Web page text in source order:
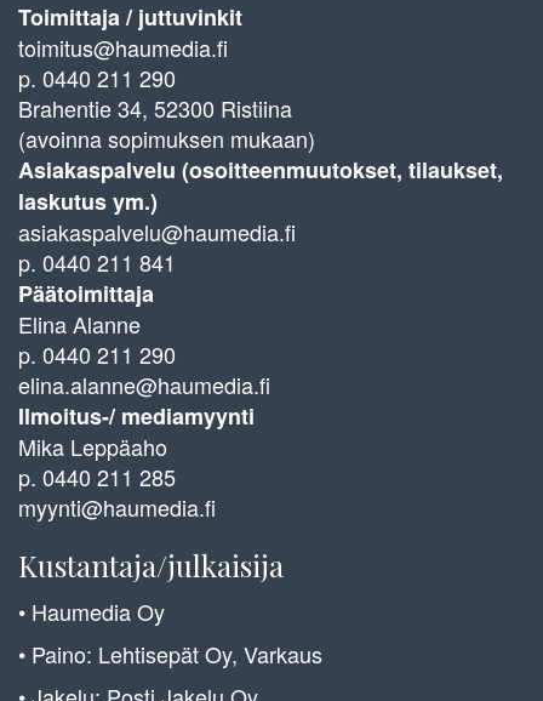
Toimittaja / juttuvinkit
toimitus@haumedia.fi
p. 0440 211 290
Brahentie 34, 52300 Ristiina
(avoinna sopimuksen mukaan)
Asiakaspalvelu (osoitteenmuutokset, tilaukset,
laskutus ym.)
asiakaspalvelu@haumedia.fi
p. 0440 211 841
Päätoimittaja
Elina Alanne
p. 0440 211 290
elina.alanne@haumedia.fi
Ilmoitus-/ mediamyynti
Mika Leppäaho
p. 0440 211 285
myynti@haumedia.fi
Kustantaja/julkaisija
• Haumedia Oy
• Paino: Lehtisepät Oy, Varkaus